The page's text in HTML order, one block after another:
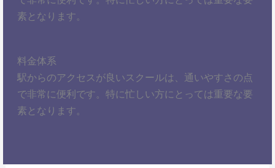
素となります。
料金体系
駅からのアクセスが良いスクールは、通いやすさの点
で非常に便利です。特に忙しい方にとっては重要な要
素となります。